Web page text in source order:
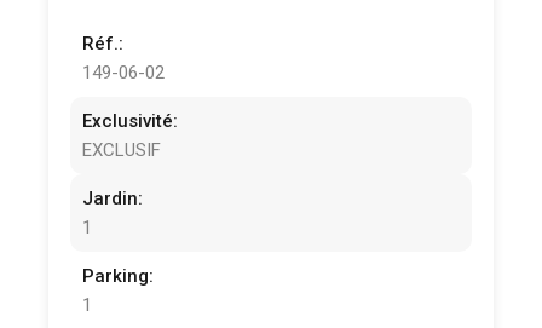
Réf.:
149-06-02
Exclusivité:
EXCLUSIF
Jardin:
1
Parking:
1